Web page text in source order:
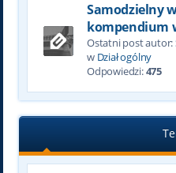
Samodzielny
kompendium
Ostatni post autor:
w Dział ogólny
Odpowiedzi:475